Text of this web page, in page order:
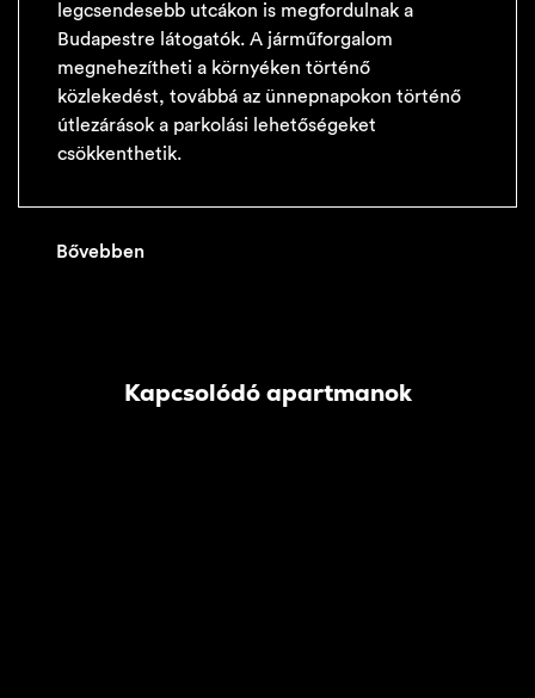
legcsendesebb utcákon is megfordulnak a
Budapestre látogatók. A járműforgalom
megnehezítheti a környéken történő
közlekedést, továbbá az ünnepnapokon történő
útlezárások a parkolási lehetőségeket
csökkenthetik.
Bővebben
Kapcsolódó apartmanok